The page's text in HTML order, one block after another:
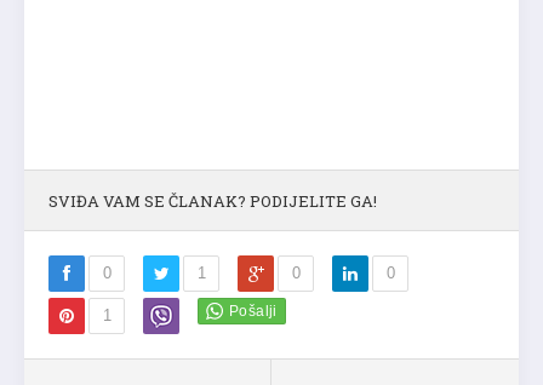
SVIĐA VAM SE ČLANAK? PODIJELITE GA!
0 1 0 0
1